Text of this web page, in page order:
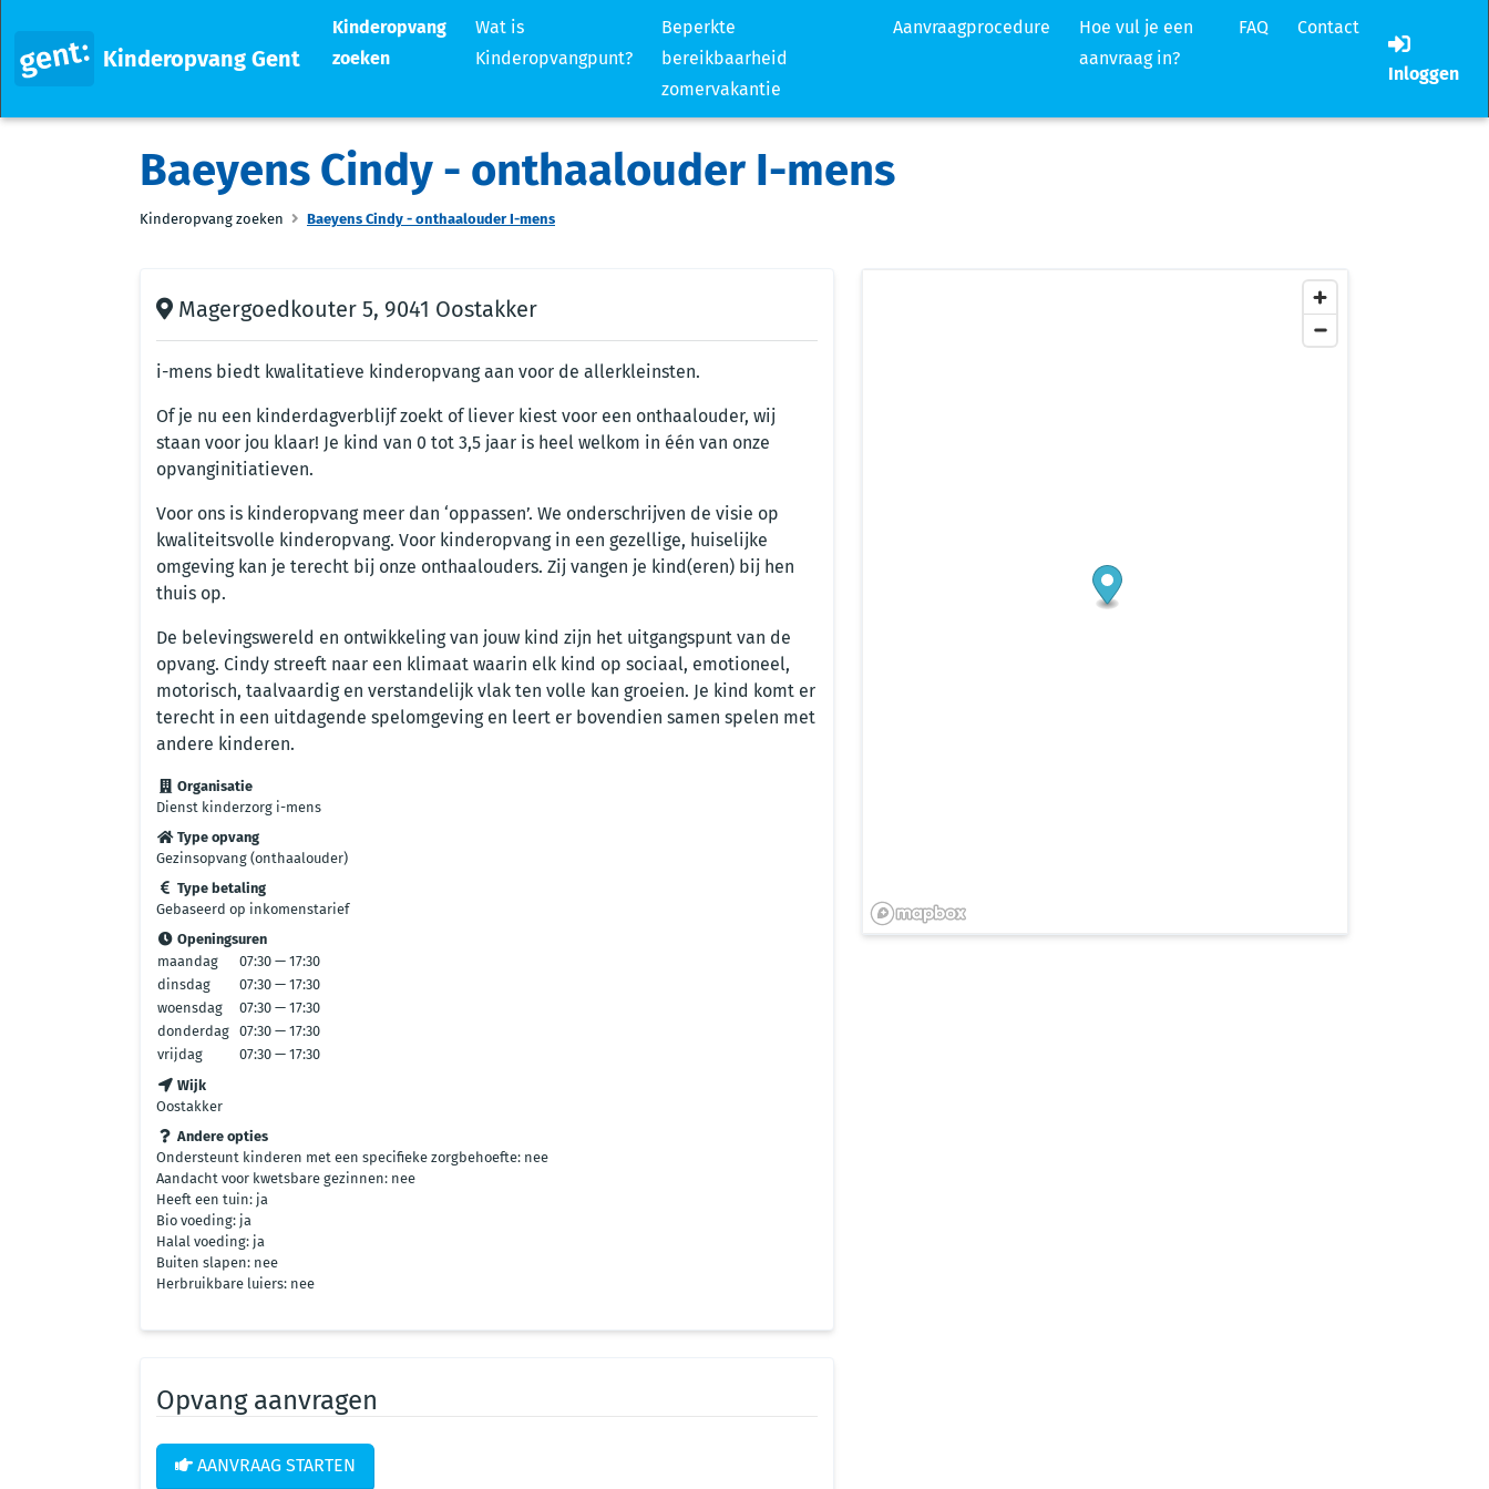
Kinderopvang Gent
Kinderopvang
zoeken
Wat is
Kinderopvangpunt?
Beperkte
bereikbaarheid
zomervakantie
Aanvraagprocedure
Hoe vul je een
aanvraag in?
FAQ Contact
Inloggen
Baeyens Cindy - onthaalouder I-mens
Kinderopvang zoeken Baeyens Cindy - onthaalouder I-mens
Magergoedkouter 5, 9041 Oostakker
i-mens biedt kwalitatieve kinderopvang aan voor de allerkleinsten.
Of je nu een kinderdagverblijf zoekt of liever kiest voor een onthaalouder, wij
staan voor jou klaar! Je kind van 0 tot 3,5 jaar is heel welkom in één van onze
opvanginitiatieven.
Voor ons is kinderopvang meer dan ‘oppassen’. We onderschrijven de visie op
kwaliteitsvolle kinderopvang. Voor kinderopvang in een gezellige, huiselijke
omgeving kan je terecht bij onze onthaalouders. Zij vangen je kind(eren) bij hen
thuis op.
De belevingswereld en ontwikkeling van jouw kind zijn het uitgangspunt van de
opvang. Cindy streeft naar een klimaat waarin elk kind op sociaal, emotioneel,
motorisch, taalvaardig en verstandelijk vlak ten volle kan groeien. Je kind komt er
terecht in een uitdagende spelomgeving en leert er bovendien samen spelen met
andere kinderen.
Organisatie
Dienst kinderzorg i-mens
Type opvang
Gezinsopvang (onthaalouder)
Type betaling
Gebaseerd op inkomenstarief
Openingsuren
maandag
07:30 — 17:30
dinsdag
07:30 — 17:30
woensdag
07:30 — 17:30
donderdag 07:30 — 17:30
vrijdag
07:30 — 17:30
Wijk
Oostakker
Andere opties
Ondersteunt kinderen met een specifieke zorgbehoefte: nee
Aandacht voor kwetsbare gezinnen: nee
Heeft een tuin: ja
Bio voeding: ja
Halal voeding: ja
Buiten slapen: nee
Herbruikbare luiers: nee
Opvang aanvragen
AANVRAAG STARTEN